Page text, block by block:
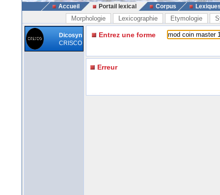
Accueil Portail lexical Corpus
Morphologie Lexicographie Etymologie
Dicosyn
CRISCO
Entrez une forme
Erreur